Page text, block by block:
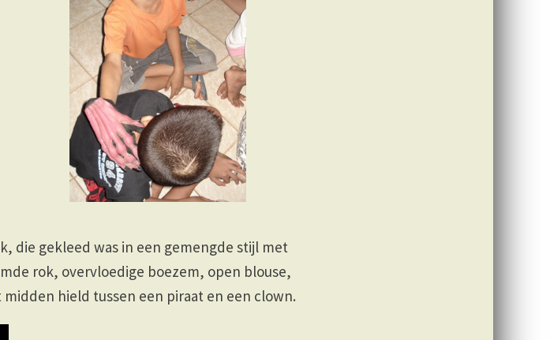
die gekleed was in een gemengde stijl met
rok, overvloedige boezem, open blouse,
hield tussen een piraat en een clown.